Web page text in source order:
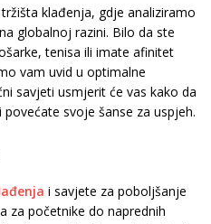
klađenja, gdje analiziramo
globalnoj razini. Bilo da ste
tenisa ili imate afinitet
vam uvid u optimalne
savjeti usmjerit će vas kako da
svoje šanse za uspjeh.
i savjete za poboljšanje
za početnike do naprednih